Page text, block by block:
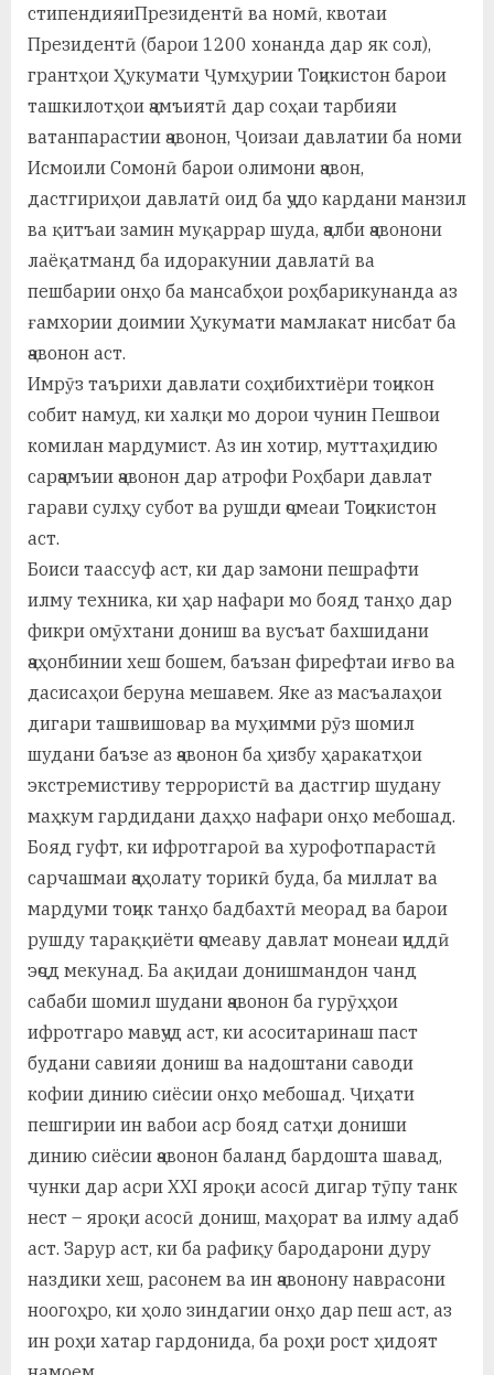
стипендияиПрезидентӣ ва номӣ, квотаи
Президентӣ (барои 1200 хонанда дар як сол),
грантҳои Ҳукумати Ҷумҳурии Тоҷикистон барои
ташкилотҳои ҷамъиятӣ дар соҳаи тарбияи
ватанпарастии ҷавонон, Ҷоизаи давлатии ба номи
Исмоили Сомонӣ барои олимони ҷавон,
дастгириҳои давлатӣ оид ба ҷудо кардани манзил
ва қитъаи замин муқаррар шуда, ҷалби ҷавонони
лаёқатманд ба идоракунии давлатӣ ва
пешбарии онҳо ба мансабҳои роҳбарикунанда аз
ғамхории доимии Ҳукумати мамлакат нисбат ба
ҷавонон аст.
Имрӯз таърихи давлати соҳибихтиёри тоҷикон
собит намуд, ки халқи мо дорои чунин Пешвои
комилан мардумист. Аз ин хотир, муттаҳидию
сарҷамъии ҷавонон дар атрофи Роҳбари давлат
гарави сулҳу субот ва рушди ҷомеаи Тоҷикистон
аст.
Боиси таассуф аст, ки дар замони пешрафти
илму техника, ки ҳар нафари мо бояд танҳо дар
фикри омӯхтани дониш ва вусъат бахшидани
ҷаҳонбинии хеш бошем, баъзан фирефтаи иғво ва
дасисаҳои беруна мешавем. Яке аз масъалаҳои
дигари ташвишовар ва муҳимми рӯз шомил
шудани баъзе аз ҷавонон ба ҳизбу ҳаракатҳои
экстремистиву террористӣ ва дастгир шудану
маҳкум гардидани даҳҳо нафари онҳо мебошад.
Бояд гуфт, ки ифротгароӣ ва хурофотпарастӣ
сарчашмаи ҷаҳолату торикӣ буда, ба миллат ва
мардуми тоҷик танҳо бадбахтӣ меорад ва барои
рушду тараққиёти ҷомеаву давлат монеаи ҷиддӣ
эҷод мекунад. Ба ақидаи донишмандон чанд
сабаби шомил шудани ҷавонон ба гурӯҳҳои
ифротгаро мавҷуд аст, ки асоситаринаш паст
будани савияи дониш ва надоштани саводи
кофии динию сиёсии онҳо мебошад. Ҷиҳати
пешгирии ин вабои аср бояд сатҳи дониши
динию сиёсии ҷавонон баланд бардошта шавад,
чунки дар асри ХХI яроқи асосӣ дигар тӯпу танк
нест – яроқи асосӣ дониш, маҳорат ва илму адаб
аст. Зарур аст, ки ба рафиқу бародарони дуру
наздики хеш, расонем ва ин ҷавонону наврасони
ноогоҳро, ки ҳоло зиндагии онҳо дар пеш аст, аз
ин роҳи хатар гардонида, ба роҳи рост ҳидоят